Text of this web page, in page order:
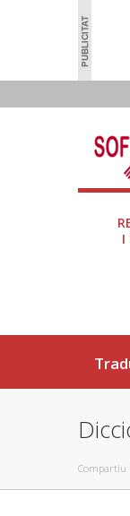
I
Compartiu